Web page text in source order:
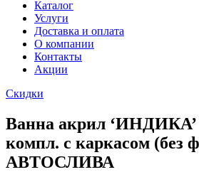
Каталог
Услуги
Доставка и оплата
О компании
Контакты
Акции
Скидки
Ванна акрил ‘ИНДИКА’
компл. с каркасом (без
АВТОСЛИВА